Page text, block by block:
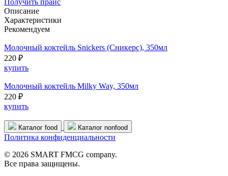
Получить прайс
Описание
Характеристики
Рекомендуем
Молочный коктейль Snickers (Сникерс), 350мл
220 ₽
купить
Молочный коктейль Milky Way, 350мл
220 ₽
купить
Каталог food Каталог nonfood
Политика конфиденциальности
© 2026 SMART FMCG company.
Все права защищены.